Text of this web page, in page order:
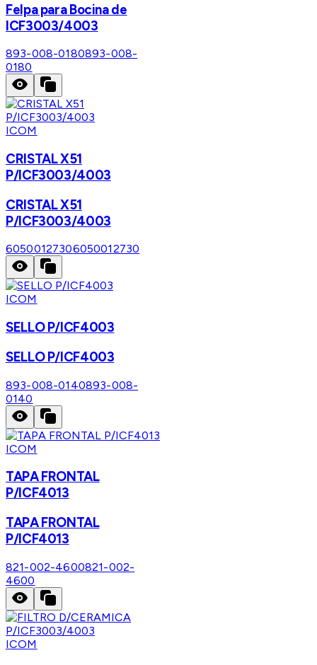
Felpa para Bocina de
ICF3003/4003
893-008-0180893-008-
0180
ICOM
CRISTAL X51
P/ICF3003/4003
CRISTAL X51
P/ICF3003/4003
60500127306050012730
ICOM
SELLO P/ICF4003
SELLO P/ICF4003
893-008-0140893-008-
0140
ICOM
TAPA FRONTAL
P/ICF4013
TAPA FRONTAL
P/ICF4013
821-002-4600821-002-
4600
ICOM